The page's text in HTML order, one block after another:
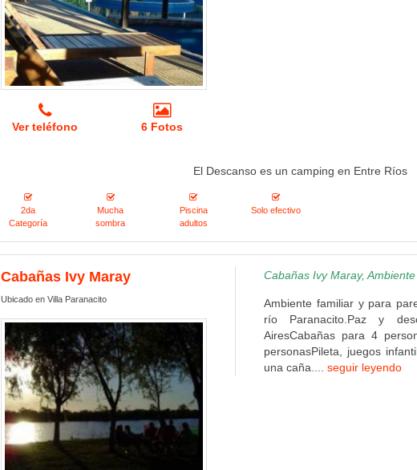
Ver teléfono 6 Fotos
El Descanso es un camping en Entre Ríos
2da
Categoría
Mucha
sombra
Piscina
adultos
Solo efectivo
Cabañas Ivy Maray
Ubicado en Villa Paranacito
Cabañas Ivy Maray,
Ambiente familiar y para
río Paranacito.Paz y
AiresCabañas para 4
personasPileta, juegos
una caña.... seguir leyendo